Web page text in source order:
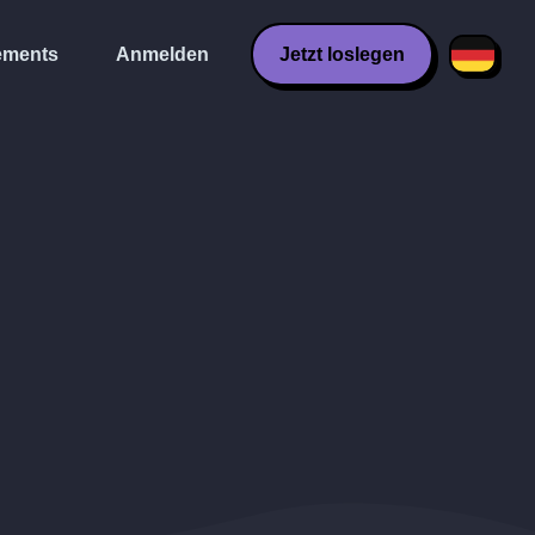
Anmelden Jetzt loslegen